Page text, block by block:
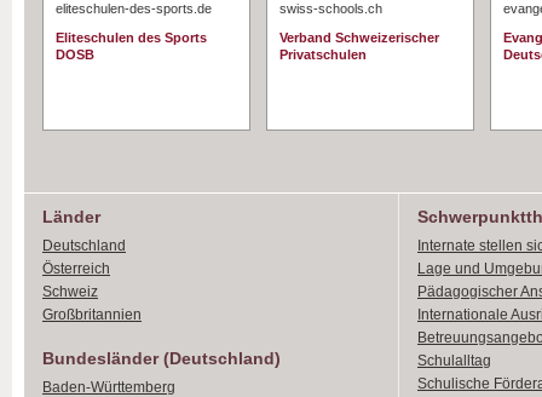
eliteschulen-des-sports.de
Eliteschulen des Sports
DOSB
swiss-schools.ch
Verband Schweizerischer
Privatschulen
Länder
Deutschland
Österreich
Schweiz
Großbritannien
Bundesländer (Deutschland)
Baden-Württemberg
Internate stellen
Lage und
Pädagogischer
Internationale
Schulalltag
Schulische